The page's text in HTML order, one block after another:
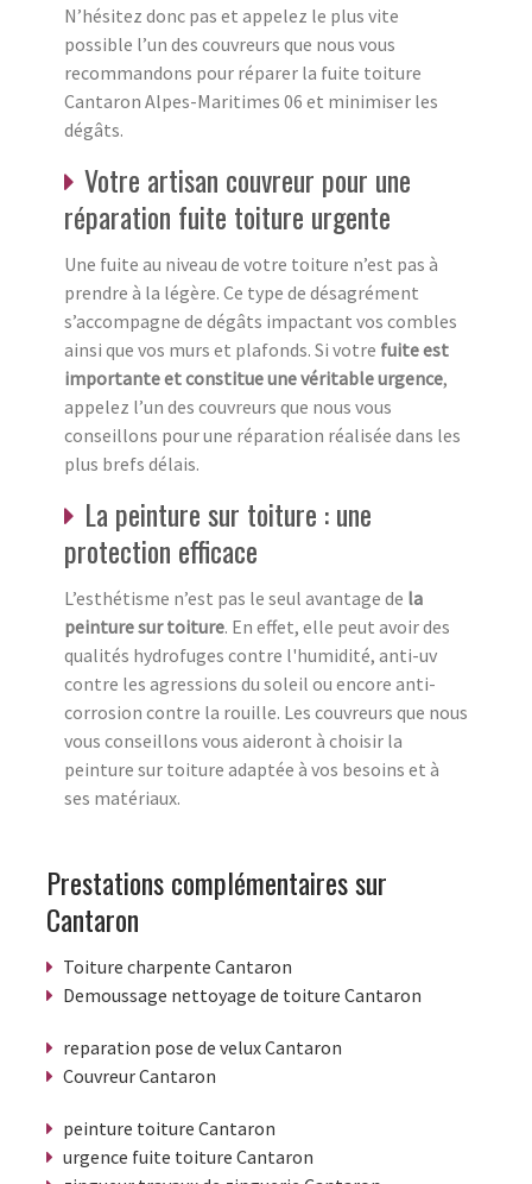
N’hésitez donc pas et appelez le plus vite
possible l’un des couvreurs que nous vous
recommandons pour réparer la fuite toiture
Cantaron Alpes-Maritimes 06 et minimiser les
dégâts.
Votre artisan couvreur pour une
réparation fuite toiture urgente
Une fuite au niveau de votre toiture n’est pas à
prendre à la légère. Ce type de désagrément
s’accompagne de dégâts impactant vos combles
ainsi que vos murs et plafonds. Si votre fuite est
importante et constitue une véritable urgence,
appelez l’un des couvreurs que nous vous
conseillons pour une réparation réalisée dans les
plus brefs délais.
La peinture sur toiture : une
protection efficace
L’esthétisme n’est pas le seul avantage de la
peinture sur toiture. En effet, elle peut avoir des
qualités hydrofuges contre l'humidité, anti-uv
contre les agressions du soleil ou encore anti-
corrosion contre la rouille. Les couvreurs que nous
vous conseillons vous aideront à choisir la
peinture sur toiture adaptée à vos besoins et à
ses matériaux.
Prestations complémentaires sur
Cantaron
Toiture charpente Cantaron
Demoussage nettoyage de toiture Cantaron
reparation pose de velux Cantaron
Couvreur Cantaron
peinture toiture Cantaron
urgence fuite toiture Cantaron